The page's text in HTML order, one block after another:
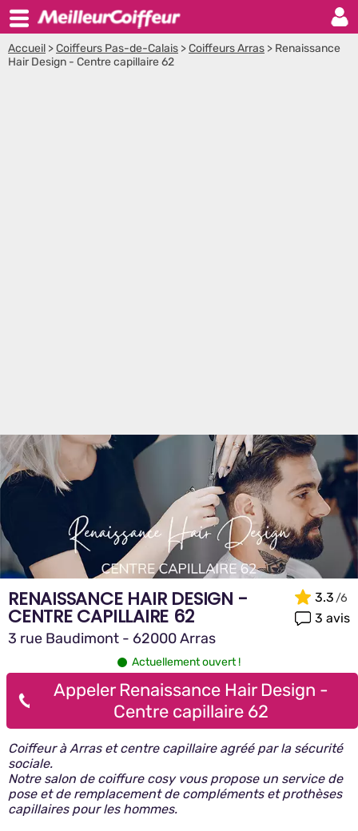
Accueil >Coiffeurs Pas-de-Calais >Coiffeurs Arras > Renaissance
Hair Design - Centre capillaire 62
RENAISSANCE HAIR DESIGN -
CENTRE CAPILLAIRE 62
3 rue Baudimont - 62000 Arras
3.3
3 avis
Actuellement ouvert !
Appeler Renaissance Hair Design -
Centre capillaire 62
Coiffeur à Arras et centre capillaire agréé par la sécurité
sociale.
Notre salon de coiffure cosy vous propose un service de
pose et de remplacement de compléments et prothèses
capillaires pour les hommes.